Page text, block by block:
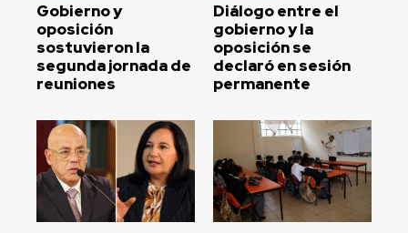
Gobierno y
oposición
sostuvieron la
segunda jornada de
reuniones
Diálogo entre el
gobierno y la
oposición se
declaró en sesión
permanente